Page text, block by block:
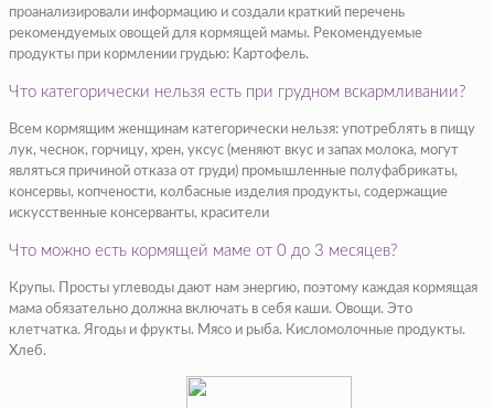
проанализировали информацию и создали краткий перечень
рекомендуемых овощей для кормящей мамы. Рекомендуемые
продукты при кормлении грудью: Картофель.
Что категорически нельзя есть при грудном вскармливании?
Всем кормящим женщинам категорически нельзя: употреблять в пищу
лук, чеснок, горчицу, хрен, уксус (меняют вкус и запах молока, могут
являться причиной отказа от груди) промышленные полуфабрикаты,
консервы, копчености, колбасные изделия продукты, содержащие
искусственные консерванты, красители
Что можно есть кормящей маме от 0 до 3 месяцев?
Крупы. Просты углеводы дают нам энергию, поэтому каждая кормящая
мама обязательно должна включать в себя каши. Овощи. Это
клетчатка. Ягоды и фрукты. Мясо и рыба. Кисломолочные продукты.
Хлеб.